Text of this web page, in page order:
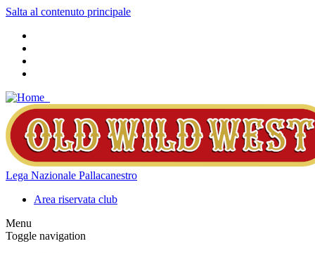
Salta al contenuto principale
Lega Nazionale Pallacanestro
Area riservata club
Menu
Toggle navigation